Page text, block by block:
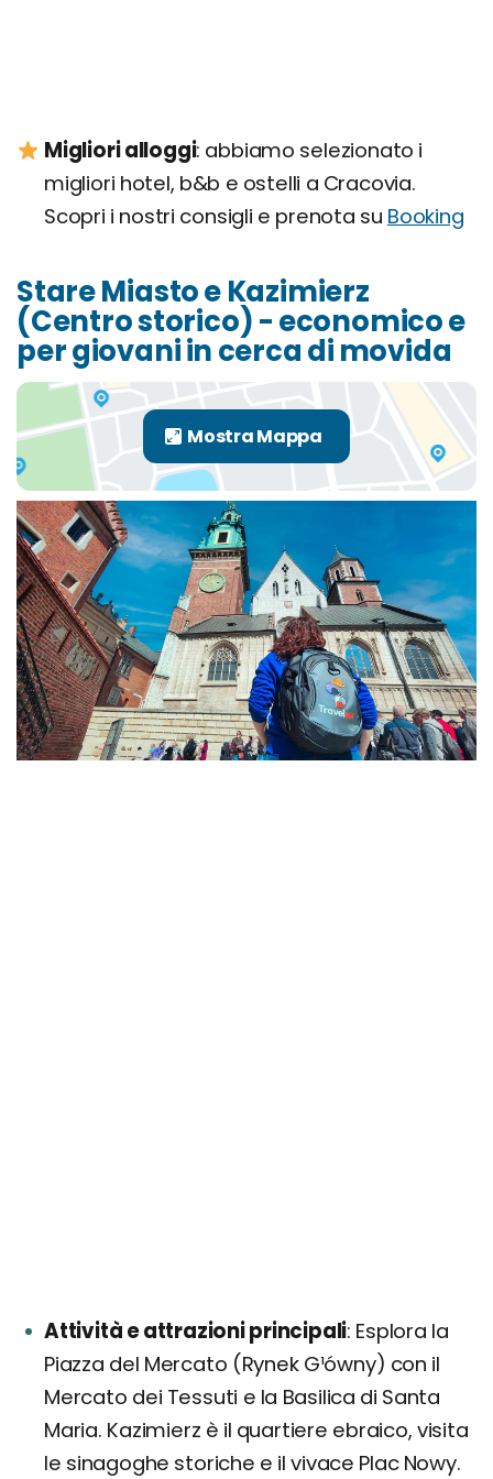
Migliori alloggi: abbiamo selezionato i
migliori hotel, b&b e ostelli a Cracovia.
Scopri i nostri consigli e prenota su Booking
Stare Miasto e Kazimierz
(Centro storico) - economico e
per giovani in cerca di movida
Attività e attrazioni principali Esplora la
Piazza del Mercato (Rynek G¹ówny) con il
Mercato dei Tessuti e la Basilica di Santa
Maria. Kazimierz è il quartiere ebraico, visita
le sinagoghe storiche e il vivace Plac Nowy.